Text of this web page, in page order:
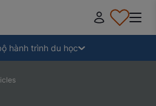
hành trình du học
Thu gọn